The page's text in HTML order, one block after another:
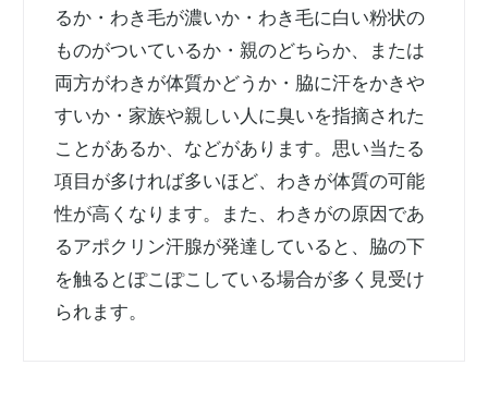
るか・わき毛が濃いか・わき毛に白い粉状の
ものがついているか・親のどちらか、または
両方がわきが体質かどうか・脇に汗をかきや
すいか・家族や親しい人に臭いを指摘された
ことがあるか、などがあります。思い当たる
項目が多ければ多いほど、わきが体質の可能
性が高くなります。また、わきがの原因であ
るアポクリン汗腺が発達していると、脇の下
を触るとぽこぽこしている場合が多く見受け
られます。